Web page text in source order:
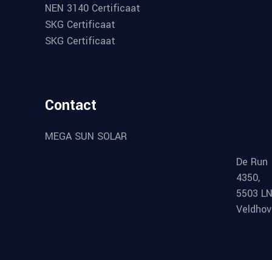
NEN 3140 Certificaat
SKG Certificaat
SKG Certificaat
Contact
MEGA SUN SOLAR
De Run
4350,
5503 LN